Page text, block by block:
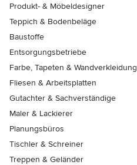
Produkt- & Möbeldesigner
Teppich & Bodenbeläge
Baustoffe
Entsorgungsbetriebe
Farbe, Tapeten & Wandverkleidung
Fliesen & Arbeitsplatten
Gutachter & Sachverständige
Maler & Lackierer
Planungsbüros
Tischler & Schreiner
Treppen & Geländer